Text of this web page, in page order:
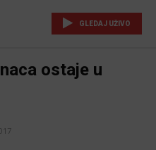
GLEDAJ UŽIVO
ostaje u